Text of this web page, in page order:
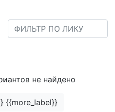
не найдено
{{more_label}}